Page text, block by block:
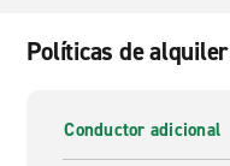
Políticas de alquiler
Conductor adicional